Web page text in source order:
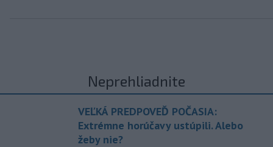
Neprehliadnite
VEĽKÁ PREDPOVEĎ POČASIA:
Extrémne horúčavy ustúpili. Alebo
žeby nie?